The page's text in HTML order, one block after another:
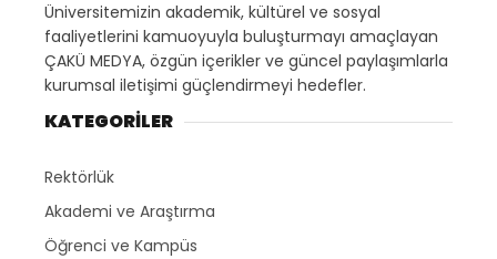
Üniversitemizin akademik, kültürel ve sosyal
faaliyetlerini kamuoyuyla buluşturmayı amaçlayan
ÇAKÜ MEDYA, özgün içerikler ve güncel paylaşımlarla
kurumsal iletişimi güçlendirmeyi hedefler.
KATEGORİLER
Rektörlük
Akademi ve Araştırma
Öğrenci ve Kampüs